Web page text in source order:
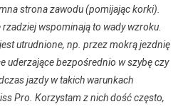
strona zawodu (pomijając korki).
wspominają to wady wzroku.
utrudnione, np. przez mokrą jezdnię
uderzające bezpośrednio w szybę czy
jazdy w takich warunkach
Pro. Korzystam z nich dość często,